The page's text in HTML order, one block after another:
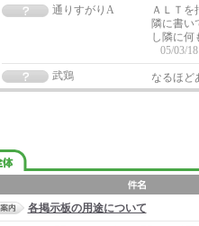
通りすがりA
ＡＬＴ
隣に書い
し隣に何
05/03/
武鶏
なるほど
各掲示板の用途について